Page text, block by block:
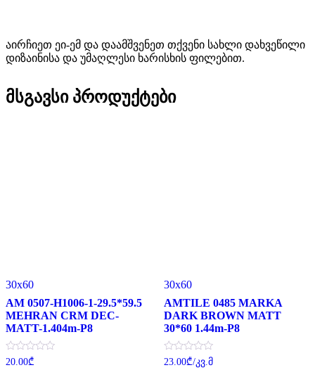
აირჩიეთ ეი-ემ და დაამშვენეთ თქვენი სახლი დახვეწილი
დიზაინისა და უმაღლესი ხარისხის ფილებით.
მსგავსი პროდუქტები
30x60
AM 0507-H1006-1-29.5*59.5
MEHRAN CRM DEC-
MATT-1.404m-P8
შეფასება
0
20.00₾
30x60
AMTILE 0485 MARKA
DARK BROWN MATT
30*60 1.44m-P8
შეფასება
0
23.00₾/კვ.მ